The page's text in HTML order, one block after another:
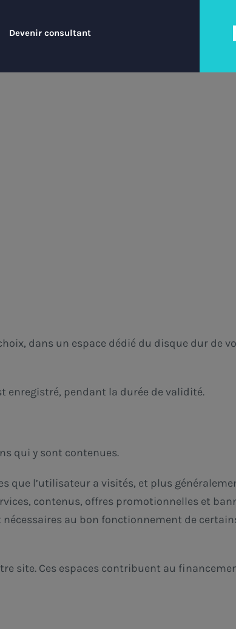
Devenir consultant
dans un espace dédié du disque dur de
enregistré, pendant la durée de validité.
qui y sont contenues.
que l’utilisateur a visités, et plus
contenus, offres promotionnelles et
au bon fonctionnement de
site. Ces espaces contribuent au